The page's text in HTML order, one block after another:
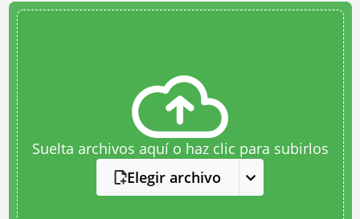
Suelta archivos aquí o haz clic para subirlos
Elegir archivo